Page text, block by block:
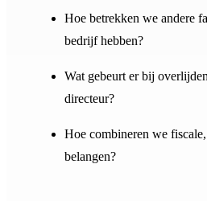
Hoe betrekken we andere
bedrijf hebben?
Wat gebeurt er bij
directeur?
Hoe combineren we
belangen?